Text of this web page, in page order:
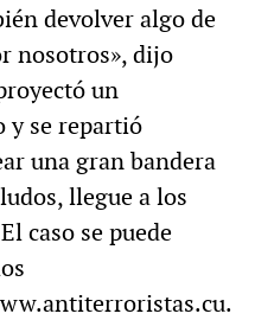
devolver algo de
nosotros», dijo
un
y se repartió
una gran bandera
llegue a los
caso se puede